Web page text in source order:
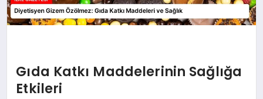
Gıda Katkı Maddelerinin Sağlığa
Etkileri